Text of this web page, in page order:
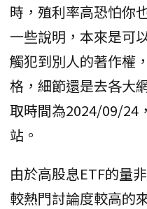
時，殖利率高恐怕你
一些說明，本來是可
觸犯到別人的著作權
格，細節還是去各大
取時間為2024/09/24
站。
由於高股息ETF的量
較熱門討論度較高的